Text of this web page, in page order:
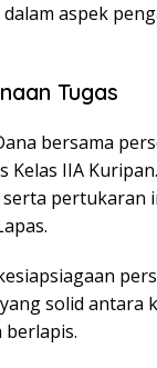
aspek
Tugas
bersama
Kelas IIA
solid antara
berlapis.